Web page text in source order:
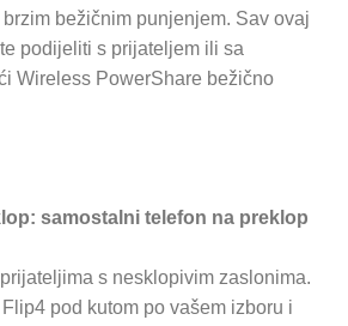
bežičnim punjenjem. Sav ovaj
podijeliti s prijateljem ili sa
Wireless PowerShare bežično
samostalni telefon na preklop
s nesklopivim zaslonima.
pod kutom po vašem izboru i